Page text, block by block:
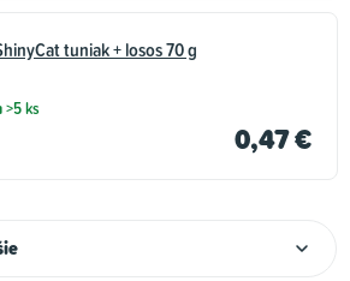
tuniak + losos 70 g
>5 ks
0,47 €